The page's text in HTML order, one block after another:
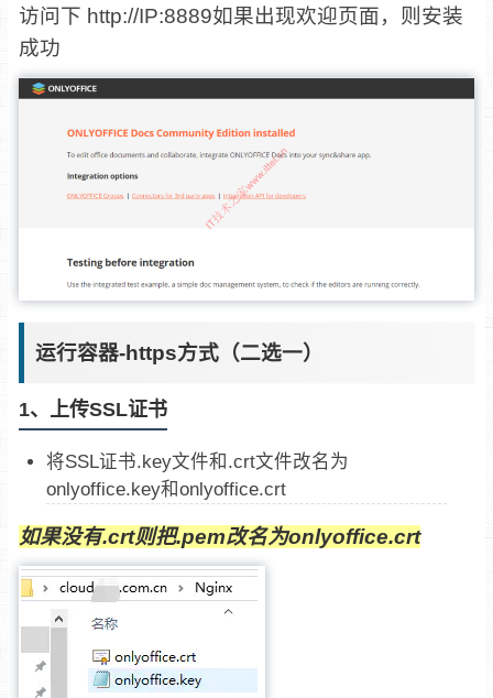
访问下 http://IP:8889如果出现欢迎页面，则安装
成功
运行容器-https方式（二选一）
1、上传SSL证书
将SSL证书.key文件和.crt文件改名为
onlyoffice.key和onlyoffice.crt
如果没有.crt则把.pem改名为onlyoffice.crt